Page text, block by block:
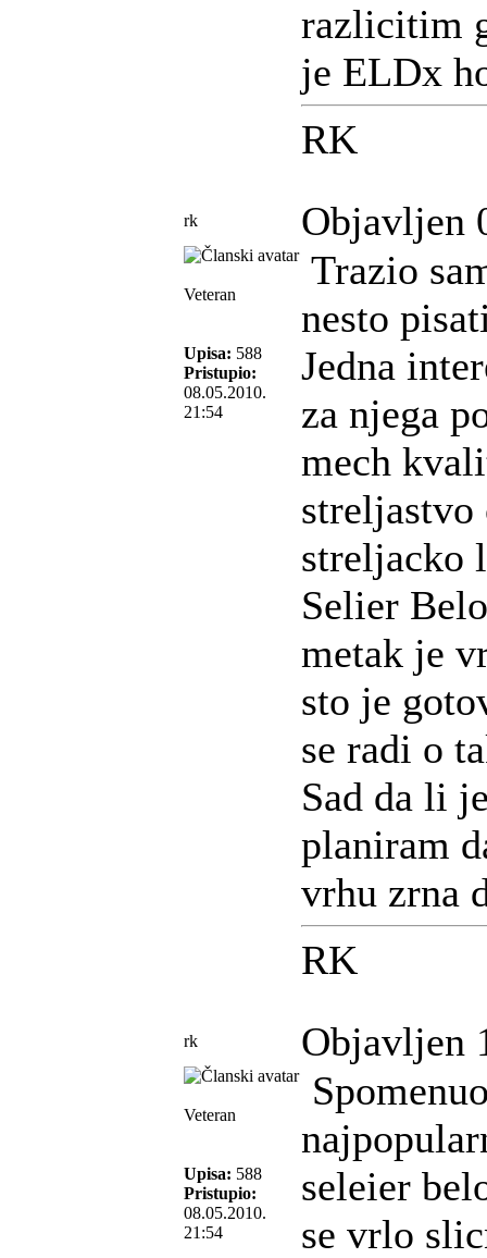
razlicitim
je ELDx
RK
rk Objavljen
Veteran
Upisa: 588
Pristupio:
08.05.2010.
21:54
Trazio
nesto
Jedna
za njega
mech
streljastvo
streljacko
Selier
metak je
sto je
se radi o
Sad da li
planiram
vrhu zrna
RK
rk Objavljen
Veteran
Upisa: 588
Pristupio:
08.05.2010.
21:54
seleier
se vrlo